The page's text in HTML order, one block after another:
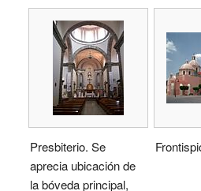
Presbiterio. Se
aprecia ubicación de
la bóveda principal,